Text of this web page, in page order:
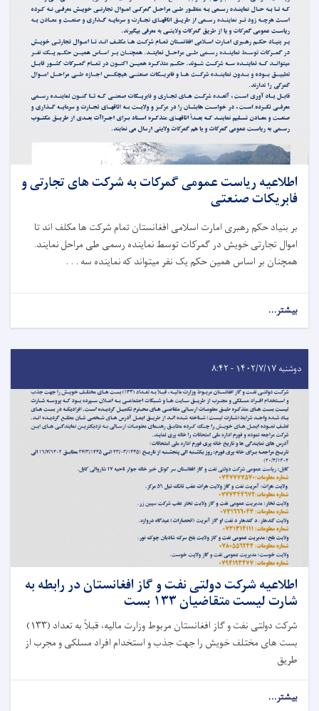
اطلاعیه ریاست عمومی گمرکات به شرکت های تجارتی و
فابریکات صنعتی
بر بنیاد حکم رهبری امارت اسلامی افغانستان تمام شرکت ها مکلف اند تا
اموال تجارتی خویش در گمرکات توسط نماینده رسمی طی مراحل نمایند.
همچنان بر اساس همین حکم یک نفر میتواند که نماینده سه . . .
بیشتر...
دوشنبه ۱۴۰۲/۷/۱۷ - ۸:۴۲
اطلاعیه شرکت دولتی نفت و گاز افغانستان در رابطه به
شارت لیست متقاضیان ۱۳۳ بست
شرکت دولتی نفت و گاز افغانستان مربوط وزارت مالیه، قبلاً به تعداد (۱۳۳)
بست های مختلف خویش را جهت جذب و استخدام افراد مسلکی و مجرب از
طریق
بیشتر...